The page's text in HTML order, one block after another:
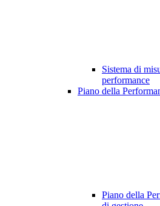
Sistema di
performance
Piano della
Piano della